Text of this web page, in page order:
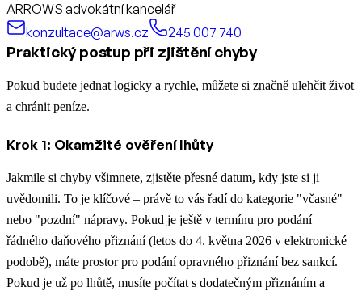
ARROWS advokátní kancelář
konzultace@arws.cz
245 007 740
Praktický postup při zjištění chyby
Pokud budete jednat logicky a rychle, můžete si značně ulehčit život
a chránit peníze.
Krok 1: Okamžité ověření lhůty
Jakmile si chyby všimnete, zjistěte přesné datum, kdy jste si ji
uvědomili. To je klíčové – právě to vás řadí do kategorie "včasné"
nebo "pozdní" nápravy. Pokud je ještě v termínu pro podání
řádného daňového přiznání (letos do 4. května 2026 v elektronické
podobě), máte prostor pro podání opravného přiznání bez sankcí.
Pokud je už po lhůtě, musíte počítat s dodatečným přiznáním a